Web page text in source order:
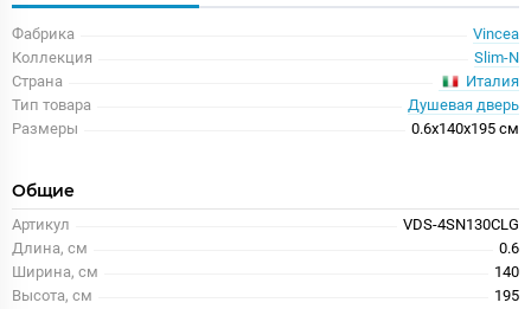
Фабрика
Vincea
Коллекция
Slim-N
Страна
Италия
Тип товара
Душевая дверь
Размеры
0.6x140x195 см
Общие
Артикул
VDS-4SN130CLG
Длина, см
0.6
Ширина, см
140
Высота, см
195